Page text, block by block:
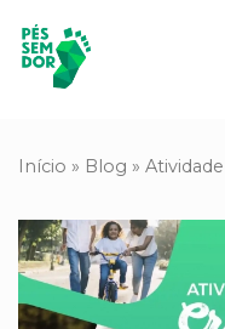
Início » Blog »